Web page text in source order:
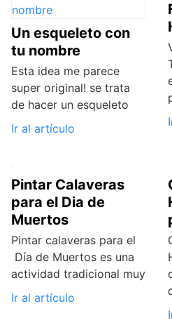
Un esqueleto con
tu nombre
Esta idea me parece
super original! se trata
de hacer un esqueleto
Ir al artículo
Pintar Calaveras
para el Dia de
Muertos
Pintar calaveras para el
Día de Muertos es una
actividad tradicional muy
Ir al artículo